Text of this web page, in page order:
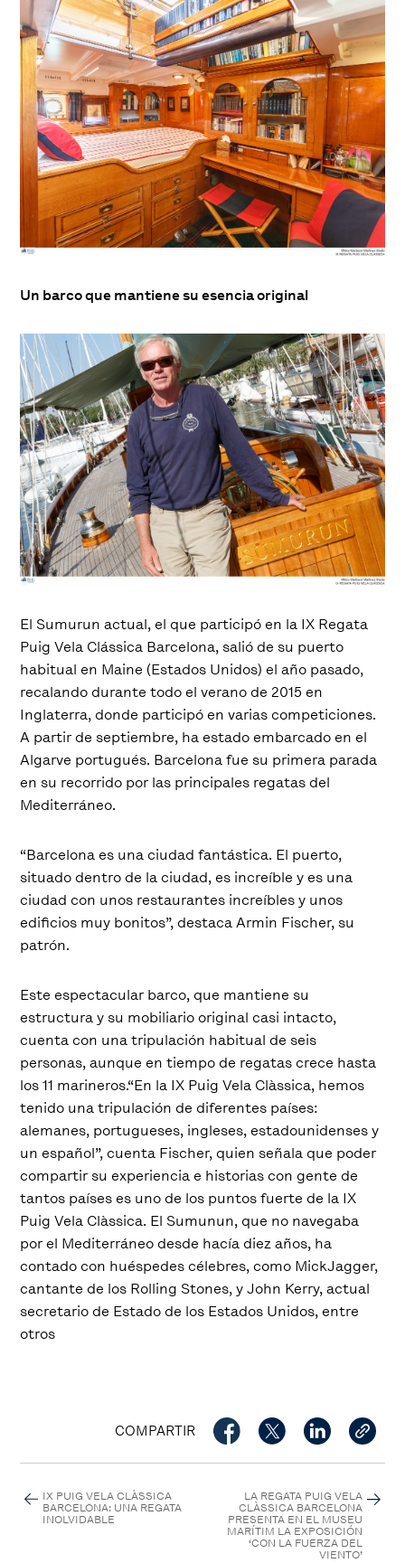
Un barco que mantiene su esencia original
El Sumurun actual, el que participó en la IX Regata
Puig Vela Clássica Barcelona, salió de su puerto
habitual en Maine (Estados Unidos) el año pasado,
recalando durante todo el verano de 2015 en
Inglaterra, donde participó en varias competiciones.
A partir de septiembre, ha estado embarcado en el
Algarve portugués. Barcelona fue su primera parada
en su recorrido por las principales regatas del
Mediterráneo.
“Barcelona es una ciudad fantástica. El puerto,
situado dentro de la ciudad, es increíble y es una
ciudad con unos restaurantes increíbles y unos
edificios muy bonitos”, destaca Armin Fischer, su
patrón.
Este espectacular barco, que mantiene su
estructura y su mobiliario original casi intacto,
cuenta con una tripulación habitual de seis
personas, aunque en tiempo de regatas crece hasta
los 11 marineros.“En la IX Puig Vela Clàssica, hemos
tenido una tripulación de diferentes países:
alemanes, portugueses, ingleses, estadounidenses y
un español”, cuenta Fischer, quien señala que poder
compartir su experiencia e historias con gente de
tantos países es uno de los puntos fuerte de la IX
Puig Vela Clàssica. El Sumunun, que no navegaba
por el Mediterráneo desde hacía diez años, ha
contado con huéspedes célebres, como MickJagger,
cantante de los Rolling Stones, y John Kerry, actual
secretario de Estado de los Estados Unidos, entre
otros
COMPARTIR
IX PUIG VELA CLÀSSICA
BARCELONA: UNA REGATA
INOLVIDABLE
LA REGATA PUIG VELA
CLÀSSICA BARCELONA
PRESENTA EN EL MUSEU
MARÍTIM LA EXPOSICIÓN
‘CON LA FUERZA DEL
VIENTO’